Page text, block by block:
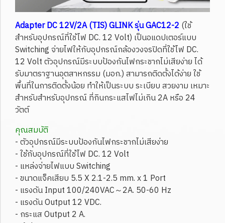
Adapter DC 12V/2A (TIS) GLINK รุ่น GAC12-2 (ใช้
สำหรับอุปกรณ์ที่ใช้ไฟ DC. 12 Volt) เป็นอแดปเตอร์แบบ
Switching จ่ายไฟให้กับอุปกรณ์กล้องวงจรปิดที่ใช้ไฟ DC.
12 Volt ตัวอุปกรณ์มีระบบป้องกันไฟกระชากไม่เสียง่าย ได้
รับมาตราฐานอุตสาหกรรม (มอก.) สามารถติดตั้งได้ง่าย ใช้
พื้นที่ในการติดตั้งน้อย ทำให้เป็นระบบ ระเบียบ สวยงาม เหมาะ
สำหรับสำหรับอุปกรณ์ ที่กินกระแสไฟไม่เกิน 2A หรือ 24
วัตต์
คุณสมบัติ
- ตัวอุปกรณ์มีระบบป้องกันไฟกระชากไม่เสียง่าย
- ใช้กับอุปกรณ์ที่ใช้ไฟ DC. 12 Volt
- แหล่งจ่ายไฟแบบ Switching
- ขนาดแจ็คเสียบ 5.5 X 2.1-2.5 mm. x 1 Port
- แรงดัน Input 100/240VAC～2A. 50-60 Hz
- แรงดัน Output 12 VDC.
- กระแส Output 2 A.